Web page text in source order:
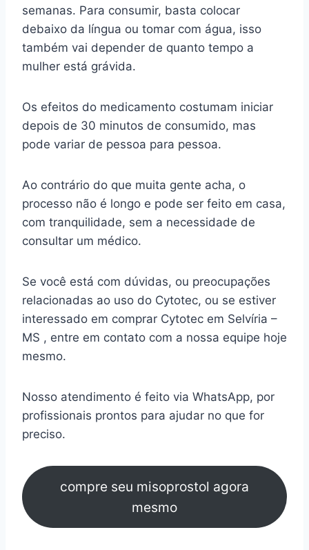
semanas. Para consumir, basta colocar
debaixo da língua ou tomar com água, isso
também vai depender de quanto tempo a
mulher está grávida.
Os efeitos do medicamento costumam iniciar
depois de 30 minutos de consumido, mas
pode variar de pessoa para pessoa.
Ao contrário do que muita gente acha, o
processo não é longo e pode ser feito em casa,
com tranquilidade, sem a necessidade de
consultar um médico.
Se você está com dúvidas, ou preocupações
relacionadas ao uso do Cytotec, ou se estiver
interessado em comprar Cytotec em Selvíria –
MS , entre em contato com a nossa equipe hoje
mesmo.
Nosso atendimento é feito via WhatsApp, por
profissionais prontos para ajudar no que for
preciso.
compre seu misoprostol agora
mesmo